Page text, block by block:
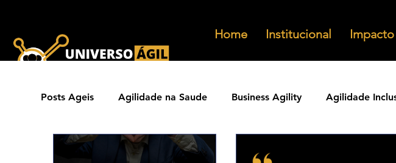
Home Institucional
Posts Ageis Agilidade na Saude Business Agility Agilidade
Ferramentas Ageis Carreiras Ageis